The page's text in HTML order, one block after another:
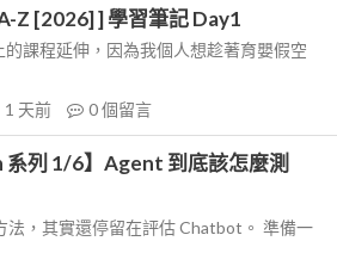
Z [2026] ] 學習筆記 Day1
課程延伸，因為我個人想趁著育嬰假空
1 天前 0個留言
系列 1/6】Agent 到底該怎麼測
法，其實還停留在評估 Chatbot。 準備一